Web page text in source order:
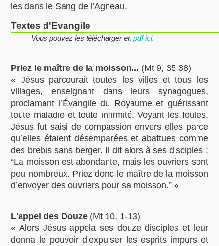
les dans le Sang de l’Agneau.
Textes d'Evangile
Vous pouvez les télécharger en pdf ici.
Priez le maître de la moisson... (Mt 9, 35 38)
« Jésus parcourait toutes les villes et tous les
villages, enseignant dans leurs synagogues,
proclamant l’Évangile du Royaume et guérissant
toute maladie et toute infirmité. Voyant les foules,
Jésus fut saisi de compassion envers elles parce
qu’elles étaient désemparées et abattues comme
des brebis sans berger. Il dit alors à ses disciples :
“La moisson est abondante, mais les ouvriers sont
peu nombreux. Priez donc le maître de la moisson
d’envoyer des ouvriers pour sa moisson.” »
L'appel des Douze (Mt 10, 1-13)
« Alors Jésus appela ses douze disciples et leur
donna le pouvoir d’expulser les esprits impurs et